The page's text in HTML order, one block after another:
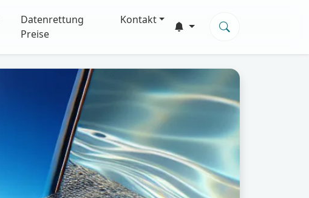
Datenrettung
Preise
Kontakt